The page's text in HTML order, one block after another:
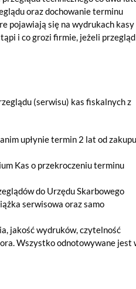
oraz dochowanie terminu
pojawiają się na wydrukach kasy
i co grozi firmie, jeżeli przegląd
(serwisu) kas fiskalnych z
upłynie termin 2 lat od zakupu
Kas o przekroczeniu terminu
do Urzędu Skarbowego
serwisowa oraz samo
jakość wydruków, czytelność
Wszystko odnotowywane jest